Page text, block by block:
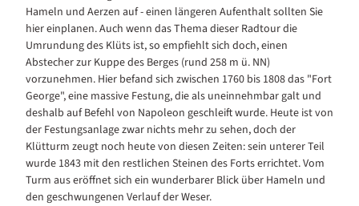
Hameln und Aerzen auf - einen längeren Aufenthalt sollten Sie
hier einplanen. Auch wenn das Thema dieser Radtour die
Umrundung des Klüts ist, so empfiehlt sich doch, einen
Abstecher zur Kuppe des Berges (rund 258 m ü. NN)
vorzunehmen. Hier befand sich zwischen 1760 bis 1808 das "Fort
George", eine massive Festung, die als uneinnehmbar galt und
deshalb auf Befehl von Napoleon geschleift wurde. Heute ist von
der Festungsanlage zwar nichts mehr zu sehen, doch der
Klütturm zeugt noch heute von diesen Zeiten: sein unterer Teil
wurde 1843 mit den restlichen Steinen des Forts errichtet. Vom
Turm aus eröffnet sich ein wunderbarer Blick über Hameln und
den geschwungenen Verlauf der Weser.